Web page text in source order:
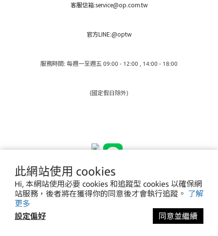
此網站使用 cookies
Hi, 本網站使用必要 cookies 和追蹤型 cookies 以確保網
站服務，後者將在獲得你的同意後才會執行追蹤。 了解
更多
設定偏好
同意並繼續
客服信箱:service@op.com.tw
官方LINE:@optw
服務時間: 每週一至週五 09:00 - 12:00 , 14:00 - 18:00
(國定假日除外)